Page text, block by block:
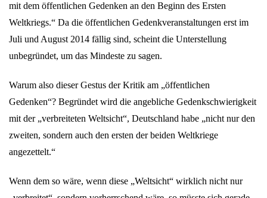
mit dem öffentlichen Gedenken an den Beginn des Ersten
Weltkriegs.“ Da die öffentlichen Gedenkveranstaltungen erst im
Juli und August 2014 fällig sind, scheint die Unterstellung
unbegründet, um das Mindeste zu sagen.
Warum also dieser Gestus der Kritik am „öffentlichen
Gedenken“? Begründet wird die angebliche Gedenkschwierigkeit
mit der „verbreiteten Weltsicht“, Deutschland habe „nicht nur den
zweiten, sondern auch den ersten der beiden Weltkriege
angezettelt.“
Wenn dem so wäre, wenn diese „Weltsicht“ wirklich nicht nur